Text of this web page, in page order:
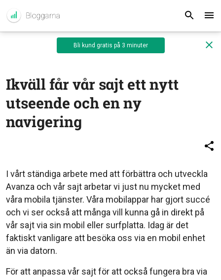
Bli kund gratis på 3 minuter
Ikväll får vår sajt ett nytt
utseende och en ny
navigering
I vårt ständiga arbete med att förbättra och utveckla
Avanza och vår sajt arbetar vi just nu mycket med
våra mobila tjänster. Våra mobilappar har gjort succé
och vi ser också att många vill kunna gå in direkt på
vår sajt via sin mobil eller surfplatta. Idag är det
faktiskt vanligare att besöka oss via en mobil enhet
än via datorn.
För att anpassa vår sajt för att också fungera bra via